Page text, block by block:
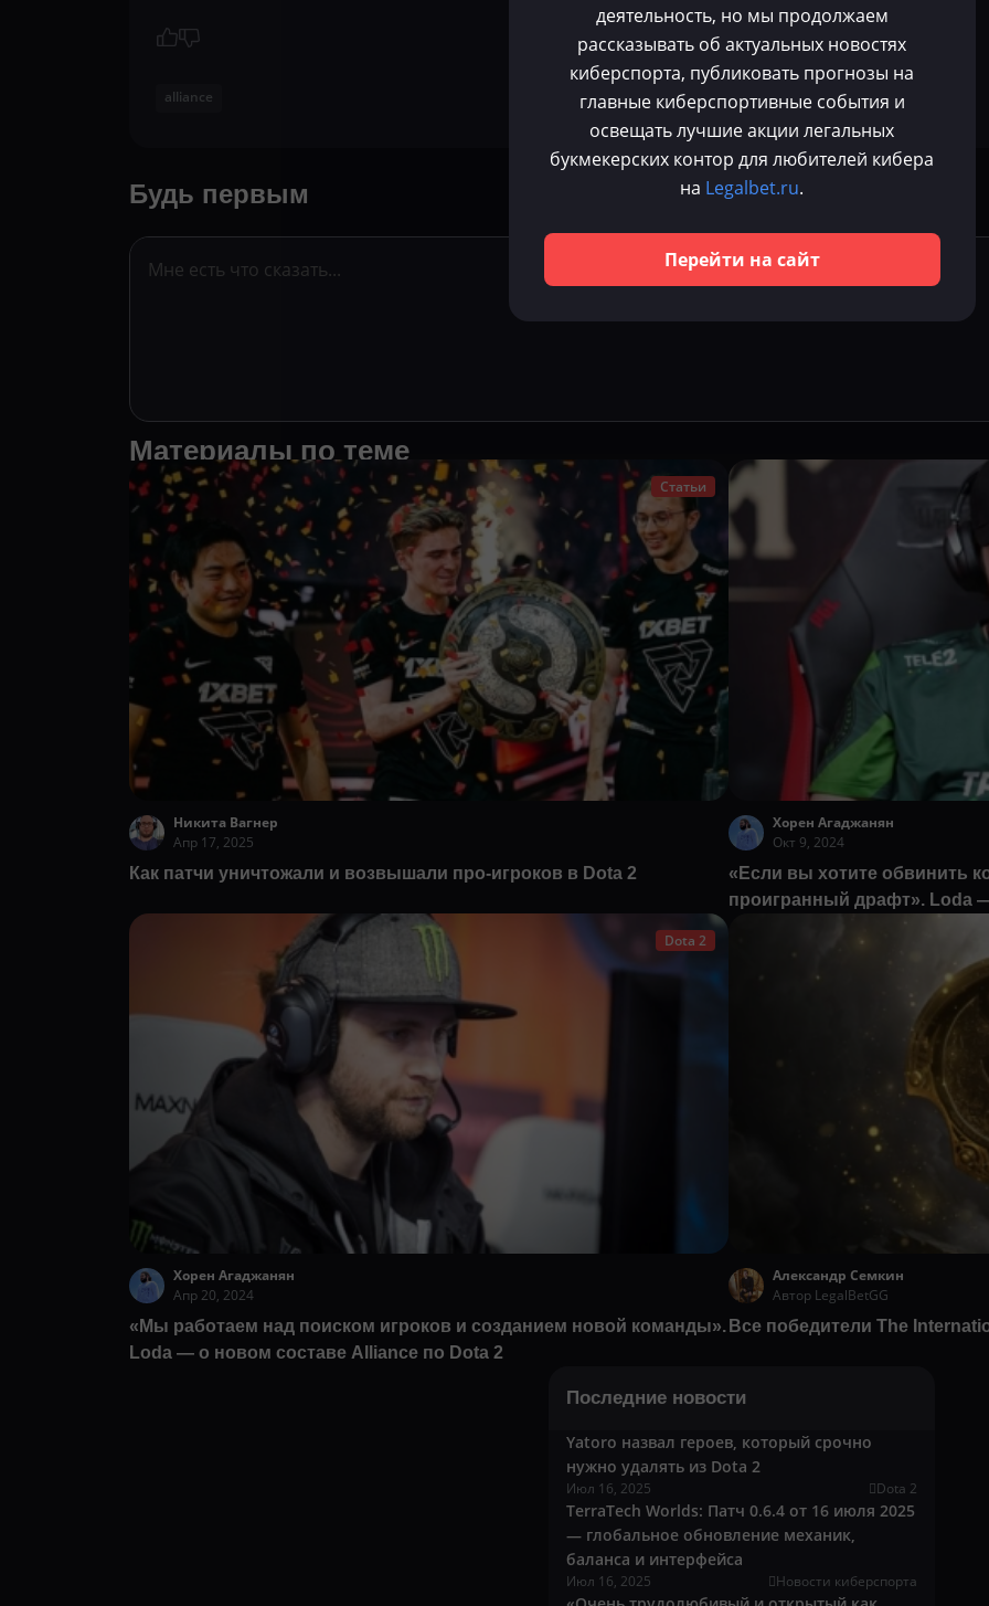
alliance
Будь первым
Материалы по теме
Статьи
Никита Вагнер
Апр 17, 2025
Как патчи уничтожали и возвышали про-игроков в Dota 2
Хорен Агаджанян
Окт 9, 2024
«Если вы хотите обвинить
проигранный драфт». Loda
Dota 2
Хорен Агаджанян
Апр 20, 2024
«Мы работаем над поиском игроков и созданием новой команды».
Loda — о новом составе Alliance по Dota 2
Александр Семкин
Автор LegalBetGG
Все победители The
Последние новости
Yatoro назвал героев, который срочно
нужно удалять из Dota 2
Июл 16, 2025 Dota 2
TerraTech Worlds: Патч 0.6.4 от 16 июля 2025
— глобальное обновление механик,
баланса и интерфейса
Июл 16, 2025 Новости киберспорта
деятельность, но мы продолжаем
рассказывать об актуальных новостях
киберспорта, публиковать прогнозы на
главные киберспортивные события и
освещать лучшие акции легальных
букмекерских контор для любителей кибера
на Legalbet.ru.
Перейти на сайт